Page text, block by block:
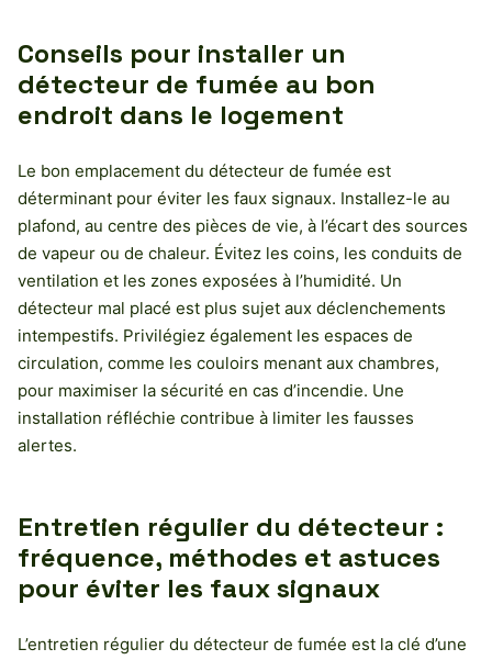
Conseils pour installer un
détecteur de fumée au bon
endroit dans le logement
Le bon emplacement du détecteur de fumée est
déterminant pour éviter les faux signaux. Installez-le au
plafond, au centre des pièces de vie, à l’écart des sources
de vapeur ou de chaleur. Évitez les coins, les conduits de
ventilation et les zones exposées à l’humidité. Un
détecteur mal placé est plus sujet aux déclenchements
intempestifs. Privilégiez également les espaces de
circulation, comme les couloirs menant aux chambres,
pour maximiser la sécurité en cas d’incendie. Une
installation réfléchie contribue à limiter les fausses
alertes.
Entretien régulier du détecteur :
fréquence, méthodes et astuces
pour éviter les faux signaux
L’entretien régulier du détecteur de fumée est la clé d’une